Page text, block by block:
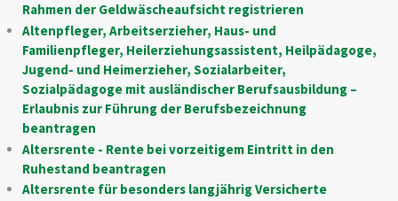
Rahmen der Geldwäscheaufsicht registrieren
Altenpfleger, Arbeitserzieher, Haus- und
Familienpfleger, Heilerziehungsassistent, Heilpädagoge,
Jugend- und Heimerzieher, Sozialarbeiter,
Sozialpädagoge mit ausländischer Berufsausbildung –
Erlaubnis zur Führung der Berufsbezeichnung
beantragen
Altersrente - Rente bei vorzeitigem Eintritt in den
Ruhestand beantragen
Altersrente für besonders langjährig Versicherte